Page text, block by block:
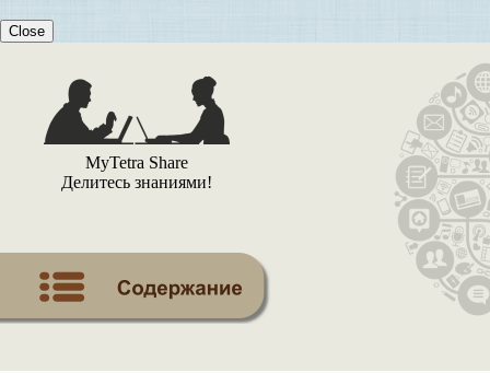
Close
MyTetra Share
Делитесь знаниями!